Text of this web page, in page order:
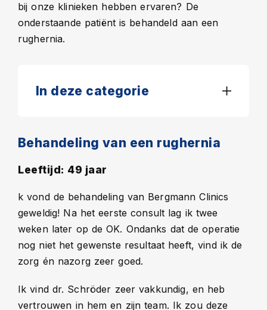
bij onze klinieken hebben ervaren? De
onderstaande patiënt is behandeld aan een
rughernia.
In deze categorie
Behandeling van een rughernia
Leeftijd: 49 jaar
k vond de behandeling van Bergmann Clinics
geweldig! Na het eerste consult lag ik twee
weken later op de OK. Ondanks dat de operatie
nog niet het gewenste resultaat heeft, vind ik de
zorg én nazorg zeer goed.
Ik vind dr. Schröder zeer vakkundig, en heb
vertrouwen in hem en zijn team. Ik zou deze